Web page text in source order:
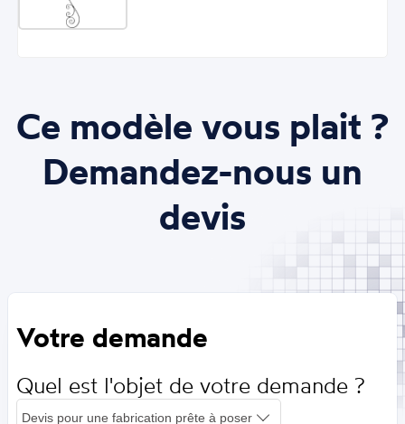
Ce modèle vous plait ?
Demandez-nous un
devis
Votre demande
Quel est l'objet de votre demande ?